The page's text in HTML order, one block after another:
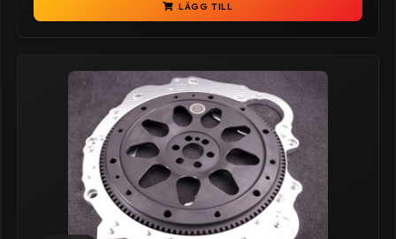
LÄGG TILL